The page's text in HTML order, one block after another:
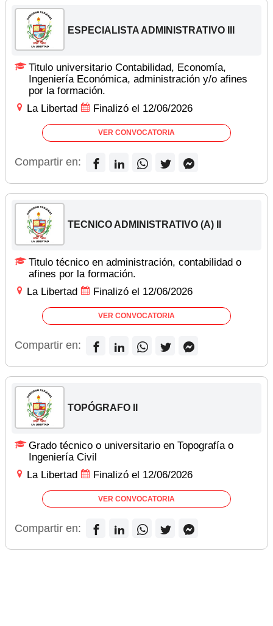
ESPECIALISTA ADMINISTRATIVO III
Titulo universitario Contabilidad, Economía,
Ingeniería Económica, administración y/o afines
por la formación.
La Libertad
Finalizó el 12/06/2026
VER CONVOCATORIA
Compartir en:
TECNICO ADMINISTRATIVO (A) II
Titulo técnico en administración, contabilidad o
afines por la formación.
La Libertad
Finalizó el 12/06/2026
VER CONVOCATORIA
Compartir en:
TOPÓGRAFO II
Grado técnico o universitario en Topografía o
Ingeniería Civil
La Libertad
Finalizó el 12/06/2026
VER CONVOCATORIA
Compartir en: